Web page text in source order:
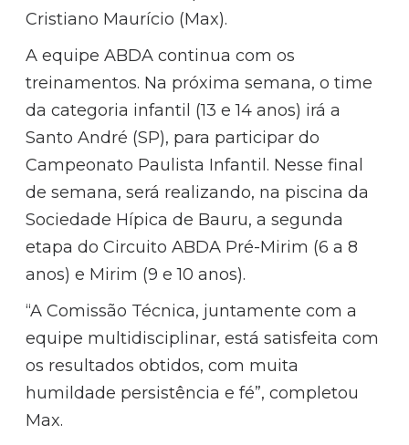
Cristiano Maurício (Max).
A equipe ABDA continua com os
treinamentos. Na próxima semana, o time
da categoria infantil (13 e 14 anos) irá a
Santo André (SP), para participar do
Campeonato Paulista Infantil. Nesse final
de semana, será realizando, na piscina da
Sociedade Hípica de Bauru, a segunda
etapa do Circuito ABDA Pré-Mirim (6 a 8
anos) e Mirim (9 e 10 anos).
“A Comissão Técnica, juntamente com a
equipe multidisciplinar, está satisfeita com
os resultados obtidos, com muita
humildade persistência e fé”, completou
Max.